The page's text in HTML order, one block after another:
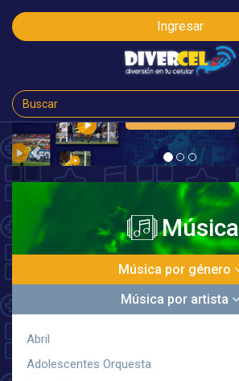
Ingresar
Previous
Música
Música por género
Música por artista
Abril
Adolescentes Orquesta